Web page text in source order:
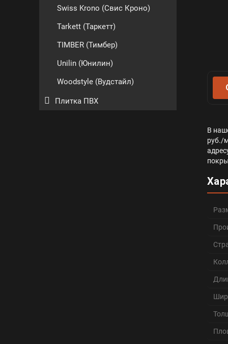
Swiss Krono (Свис Кроно)
Tarkett (Таркетт)
TIMBER (Тимбер)
Unilin (Юнилин)
Woodstyle (Вудстайл)
Плитка ПВХ
В
руб./